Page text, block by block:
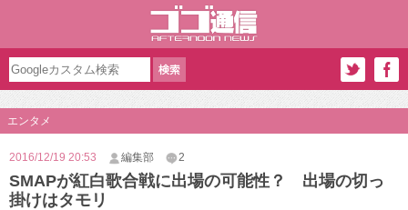
エンタメ
2016/12/19 20:53 編集部 2
SMAPが紅白歌合戦に出場の可能性？ 出場の切っ
掛けはタモリ